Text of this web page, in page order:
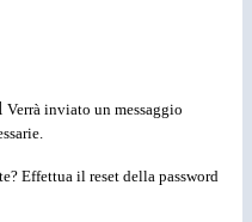
Verrà inviato un messaggio
Effettua il reset della password